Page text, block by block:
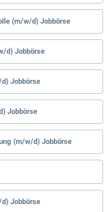
(m/w/d) Jobbörse
d) Jobbörse
Jobbörse
Jobbörse
(m/w/d) Jobbörse
Jobbörse